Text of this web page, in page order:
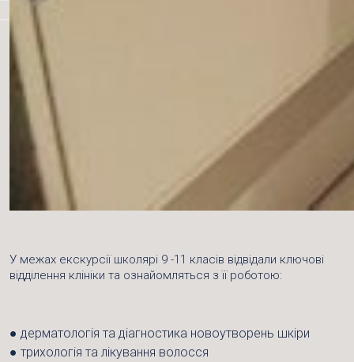
У межах екскурсії школярі 9 -11 класів відвідали ключові
відділення клініки та ознайомляться з її роботою:
● дерматологія та діагностика новоутворень шкіри
● трихологія та лікування волосся